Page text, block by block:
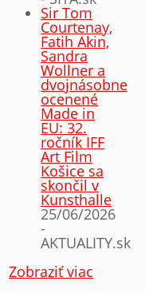
Sir Tom
Courtenay,
Fatih Akin,
Sandra
Wollner a
dvojnásobne
ocenené
Made in
EU: 32.
ročník IFF
Art Film
Košice sa
skončil v
Kunsthalle
25/06/2026
-
AKTUALITY.sk
Zobraziť viac